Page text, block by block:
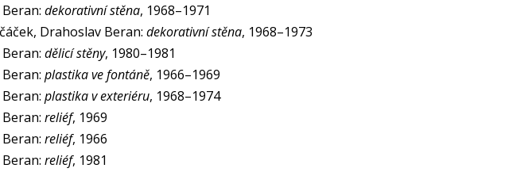
dekorativní stěna, 1968–1971
Drahoslav Beran: dekorativní stěna, 1968–1973
dělicí stěny, 1980–1981
plastika ve fontáně, 1966–1969
plastika v exteriéru, 1968–1974
reliéf, 1969
reliéf, 1966
reliéf, 1981